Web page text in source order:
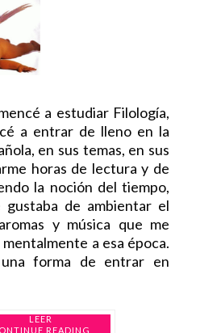
a estudiar Filología,
a entrar de lleno en la
en sus temas, en sus
horas de lectura y de
la noción del tiempo,
gustaba de ambientar el
y música que me
a esa época.
forma de entrar en
READING